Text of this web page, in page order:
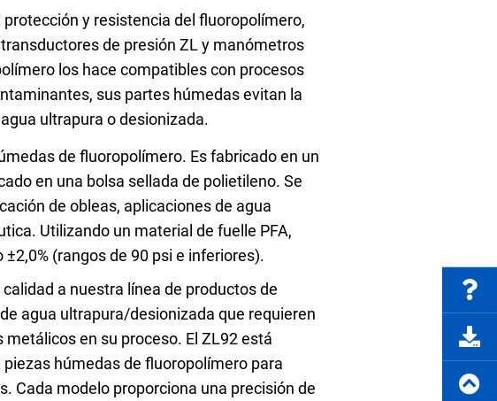
Preguntas frecuentes
número de parte del producto Solicitar cotización
y resistencia del fluoropolímero,
de presión ZL y manómetros
los hace compatibles con procesos
sus partes húmedas evitan la
ultrapura o desionizada.
de fluoropolímero. Es fabricado en un
en una bolsa sellada de polietileno. Se
de obleas, aplicaciones de agua
Utilizando un material de fuelle PFA,
(rangos de 90 psi e inferiores).
a nuestra línea de productos de
agua ultrapura/desionizada que requieren
en su proceso. El ZL92 está
húmedas de fluoropolímero para
Cada modelo proporciona una precisión de